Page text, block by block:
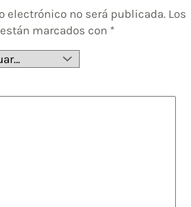
electrónico no será publicada. Los
marcados con *